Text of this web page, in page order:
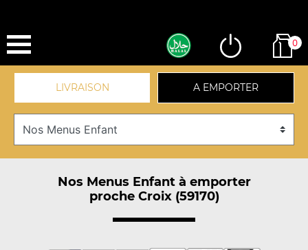
0
LIVRAISON A EMPORTER
Nos Menus Enfant à emporter
proche Croix (59170)